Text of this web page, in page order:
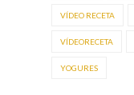
VÍDEO RECETA
VÍDEORECETA
YOGURES